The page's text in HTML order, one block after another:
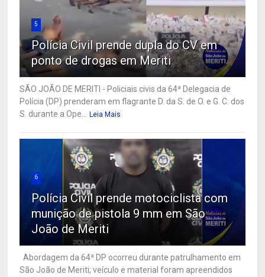
5
Polícia Civil prende dupla do CV em
ponto de drogas em Meriti
SÃO JOÃO DE MERITI - Policiais civis da 64ª Delegacia de
Polícia (DP) prenderam em flagrante D. da S. de O. e G. C. dos
S. durante a Ope... Leia Mais
6
Polícia Civil prende motociclista com
munição de pistola 9 mm em São
João de Meriti
Abordagem da 64ª DP ocorreu durante patrulhamento em
São João de Meriti; veículo e material foram apreendidos